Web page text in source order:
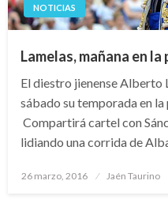
NOTICIAS
Lamelas, mañana en
El diestro jienense Alberto
sábado su temporada en
Compartirá cartel con
lidiando una corrida de
Publicado
26 marzo, 2016 Jaén Taurino